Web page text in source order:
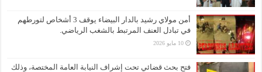
أمن مولاي رشيد بالدار البيضاء يوقف 3 أشخاص لتورطهم
في تبادل العنف المرتبط بالشغب الرياضي.
10 مايو 2026
فتح بحث قضائي تحت إشراف النيابة العامة المختصة، وذلك